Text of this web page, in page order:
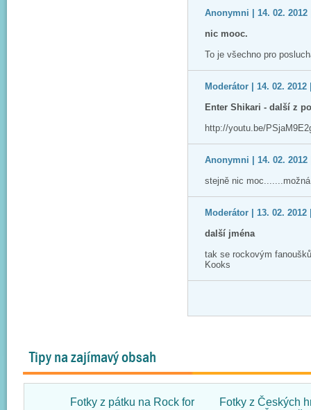
Anonymni | 14. 02. 2012
nic mooc.
To je všechno pro
Moderátor | 14. 02. 2012
Enter Shikari - další z
http://youtu.be/
Anonymni | 14. 02. 2012
stejně nic
Moderátor | 13. 02. 2012
další jména
tak se rockovým
Kooks
Tipy na zajímavý obsah
Fotky z pátku na Rock for
Fotky z Českých